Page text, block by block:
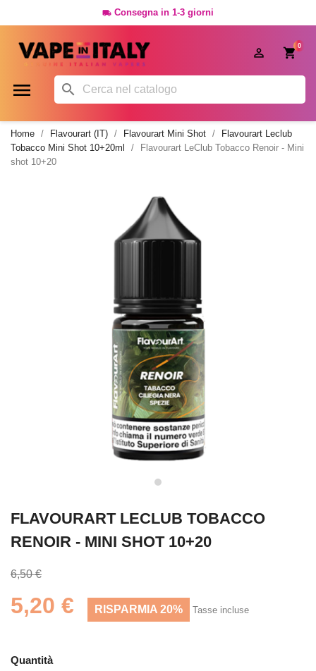
 Consegna in 1-3 giorni
0

 
Home Flavourart (IT) Flavourart Mini Shot
Flavourart Leclub
Tobacco Mini Shot 10+20ml
Flavourart LeClub Tobacco Renoir - Mini
shot 10+20
FLAVOURART LECLUB TOBACCO
RENOIR - MINI SHOT 10+20
6,50 €
5,20 € RISPARMIA 20% Tasse incluse
Quantità